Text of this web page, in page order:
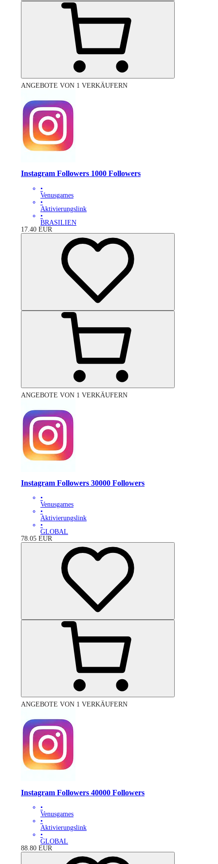
ANGEBOTE VON 1 VERKÄUFERN
Instagram Followers 1000 Followers
•
Venusgames
•
Aktivierungslink
•
BRASILIEN
17.40 EUR
ANGEBOTE VON 1 VERKÄUFERN
Instagram Followers 30000 Followers
•
Venusgames
•
Aktivierungslink
•
GLOBAL
78.05 EUR
ANGEBOTE VON 1 VERKÄUFERN
Instagram Followers 40000 Followers
•
Venusgames
•
Aktivierungslink
•
GLOBAL
88.80 EUR